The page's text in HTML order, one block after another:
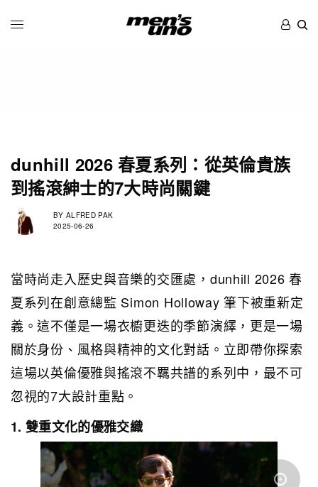
dunhill 2026 春夏系列：從英倫貴族
到搖滾紳士的7大時尚關鍵
BY ALFRED PAK
2025-06-26
當時尚走入歷史與音樂的交匯處，dunhill 2026 春
夏系列在創意總監 Simon Holloway 筆下被重新定
義。這不僅是一場衣櫥更迭的季節演繹，更是一場
關於身份、風格與精神的文化對話。立即帶你探索
這場以英倫優雅與搖滾不羈共譜的系列中，最不可
忽視的7大設計重點。
1. 雙重文化的優雅交織